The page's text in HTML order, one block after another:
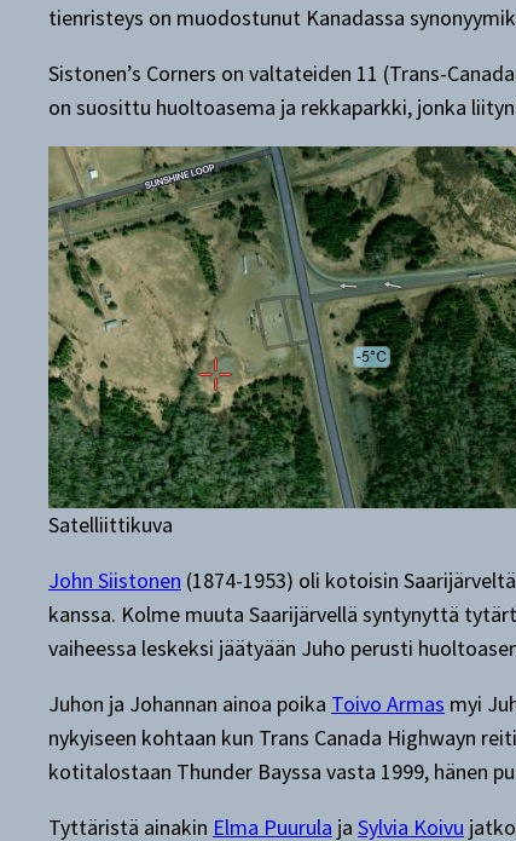
tienristeys on muodostunut Kanadassa
Sistonen’s Corners on valtateiden 11 (Trans-
on suosittu huoltoasema ja rekkaparkki, jonka
Satelliittikuva
John Siistonen (1874-1953) oli kotoisin
kanssa. Kolme muuta Saarijärvellä syntynyttä
vaiheessa leskeksi jäätyään Juho perusti
Juhon ja Johannan ainoa poika Toivo Armas myi
nykyiseen kohtaan kun Trans Canada Highwayn
kotitalostaan Thunder Bayssa vasta 1999, hänen
Tyttäristä ainakin Elma Puurula ja Sylvia Koivu